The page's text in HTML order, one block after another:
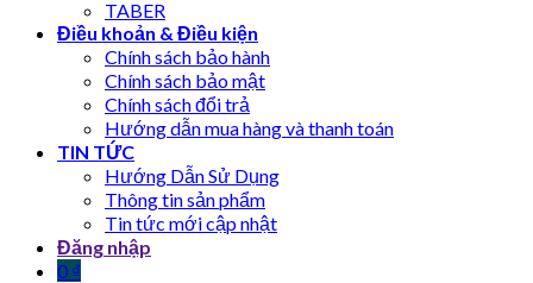
TABER
Điều khoản & Điều kiện
Chính sách bảo hành
Chính sách bảo mật
Chính sách đổi trả
Hướng dẫn mua hàng và thanh toán
TIN TỨC
Hướng Dẫn Sử Dụng
Thông tin sản phẩm
Tin tức mới cập nhật
Đăng nhập
0 ₫